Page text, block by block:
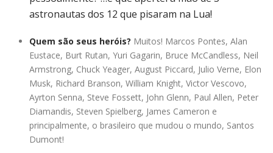
astronautas dos 12 que pisaram na Lua!
Quem são seus heróis? Muitos! Marcos Pontes, Alan
Eustace, Burt Rutan, Yuri Gagarin, Bruce McCandless, Neil
Armstrong, Chuck Yeager, August Piccard, Julio Verne, Elon
Musk, Richard Branson, William Knight, Victor Vescovo,
Ayrton Senna, Steve Fossett, John Glenn, Paul Allen, Peter
Diamandis, Steven Spielberg, James Cameron e
principalmente, o brasileiro que mudou o mundo, Santos
Dumont!